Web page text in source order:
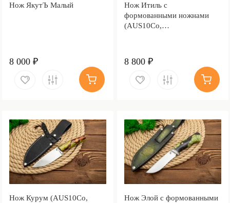
Нож ЯкутЪ Малый
8 000 ₽
Нож Итиль с
формованными ножнами
(AUS10Co,
Обработка клинка
Stonewash)
8 800 ₽
Нож Курум (AUS10Co,
Нож Элой с формованными